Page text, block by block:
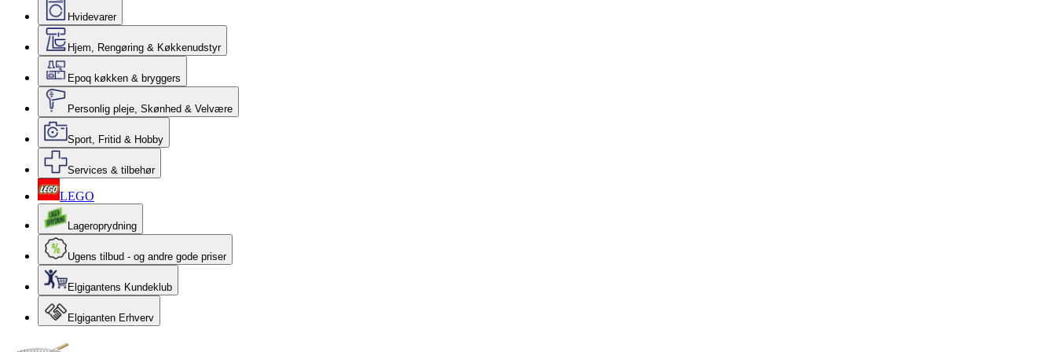
Hvidevarer
Hjem, Rengøring & Køkkenudstyr
Epoq køkken & bryggers
Personlig pleje, Skønhed & Velvære
Sport, Fritid & Hobby
Services & tilbehør
LEGO
Lageroprydning
Ugens tilbud - og andre gode priser
Elgigantens Kundeklub
Elgiganten Erhverv